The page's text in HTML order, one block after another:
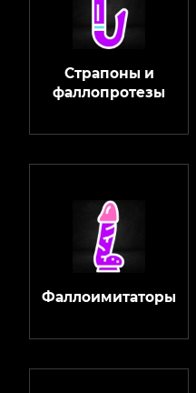
Страпоны и
фаллопротезы
Фаллоимитаторы